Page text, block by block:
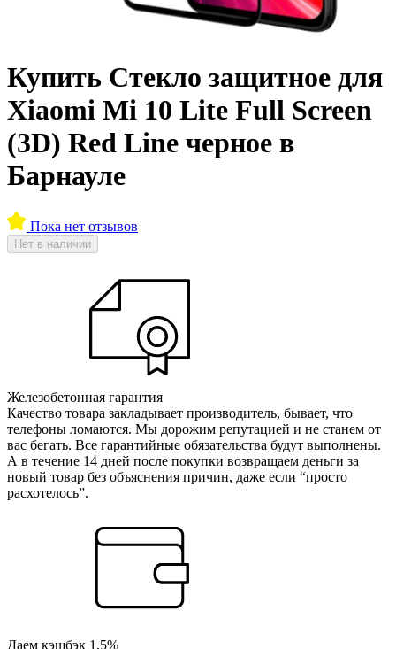
Купить Стекло защитное для
Xiaomi Mi 10 Lite Full Screen
(3D) Red Line черное в
Барнауле
Пока нет отзывов
Нет в наличии
Железобетонная гарантия
Качество товара закладывает производитель, бывает, что
телефоны ломаются. Мы дорожим репутацией и не станем от
вас бегать. Все гарантийные обязательства будут выполнены.
А в течение 14 дней после покупки возвращаем деньги за
новый товар без объяснения причин, даже если “просто
расхотелось”.
Даем кэшбэк 1,5%